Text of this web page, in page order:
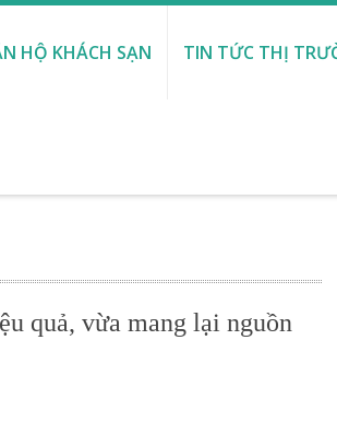
HỘ KHÁCH SẠN TIN TỨC THỊ
quả, vừa mang lại nguồn